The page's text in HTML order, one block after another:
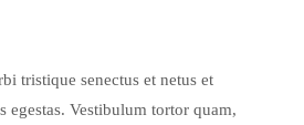
tristique senectus et netus et
egestas. Vestibulum tortor quam,